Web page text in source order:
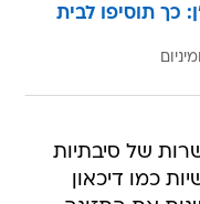
כך תוסיפו לבית
של סיבתיות
כמו דיכאון